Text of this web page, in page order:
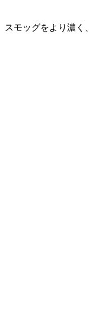
モッグをより濃く、